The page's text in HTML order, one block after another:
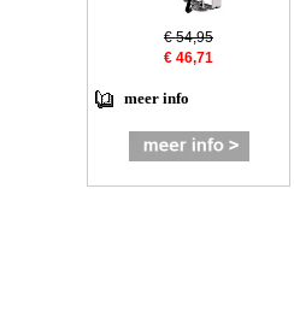
€ 54,95
€ 46,71
meer info